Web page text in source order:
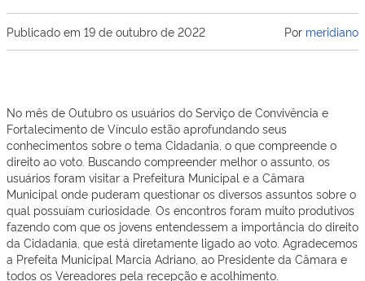
Publicado em 19 de outubro de 2022 Por meridiano
No mês de Outubro os usuários do Serviço de Convivência e
Fortalecimento de Vínculo estão aprofundando seus
conhecimentos sobre o tema Cidadania, o que compreende o
direito ao voto. Buscando compreender melhor o assunto, os
usuários foram visitar a Prefeitura Municipal e a Câmara
Municipal onde puderam questionar os diversos assuntos sobre o
qual possuíam curiosidade. Os encontros foram muito produtivos
fazendo com que os jovens entendessem a importância do direito
da Cidadania, que está diretamente ligado ao voto. Agradecemos
a Prefeita Municipal Marcia Adriano, ao Presidente da Câmara e
todos os Vereadores pela recepção e acolhimento.